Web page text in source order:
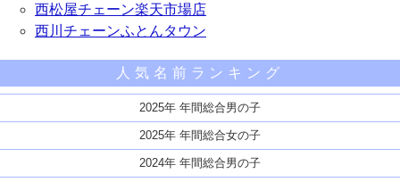
西松屋チェーン楽天市場店
西川チェーンふとんタウン
人気名前ランキング
2025年 年間総合男の子
2025年 年間総合女の子
2024年 年間総合男の子